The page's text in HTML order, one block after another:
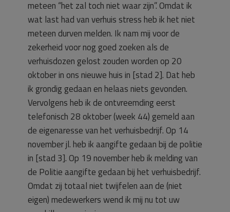
meteen “het zal toch niet waar zijn”. Omdat ik
wat last had van verhuis stress heb ik het niet
meteen durven melden. Ik nam mij voor de
zekerheid voor nog goed zoeken als de
verhuisdozen gelost zouden worden op 20
oktober in ons nieuwe huis in [stad 2]. Dat heb
ik grondig gedaan en helaas niets gevonden.
Vervolgens heb ik de ontvreemding eerst
telefonisch 28 oktober (week 44) gemeld aan
de eigenaresse van het verhuisbedrijf. Op 14
november jl. heb ik aangifte gedaan bij de politie
in [stad 3]. Op 19 november heb ik melding van
de Politie aangifte gedaan bij het verhuisbedrijf.
Omdat zij totaal niet twijfelen aan de (niet
eigen) medewerkers wend ik mij nu tot uw